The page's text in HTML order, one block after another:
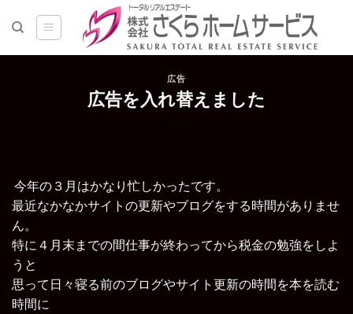
広告
広告を入れ替えました
今年の３月はかなり忙しかったです。
最近なかなかサイトの更新やブログをする時間がありませ
ん。
特に４月末までの間仕事が終わってから税金の勉強をしよ
うと
思って日々寝る前のブログやサイト更新の時間を本を読む
時間に